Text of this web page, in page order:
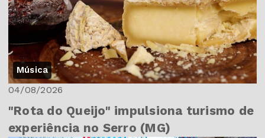
Música
04/08/2026
"Rota do Queijo" impulsiona turismo de
experiência no Serro (MG)